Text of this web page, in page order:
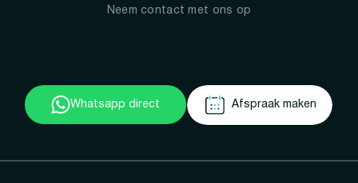
Neem contact met ons op
Whatsapp direct Afspraak maken